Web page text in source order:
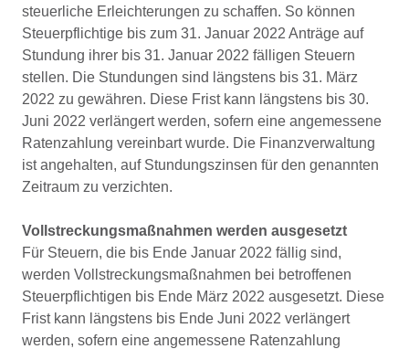
steuerliche Erleichterungen zu schaffen. So können
Steuerpflichtige bis zum 31. Januar 2022 Anträge auf
Stundung ihrer bis 31. Januar 2022 fälligen Steuern
stellen. Die Stundungen sind längstens bis 31. März
2022 zu gewähren. Diese Frist kann längstens bis 30.
Juni 2022 verlängert werden, sofern eine angemessene
Ratenzahlung vereinbart wurde. Die Finanzverwaltung
ist angehalten, auf Stundungszinsen für den genannten
Zeitraum zu verzichten.
Vollstreckungsmaßnahmen werden ausgesetzt
Für Steuern, die bis Ende Januar 2022 fällig sind,
werden Vollstreckungsmaßnahmen bei betroffenen
Steuerpflichtigen bis Ende März 2022 ausgesetzt. Diese
Frist kann längstens bis Ende Juni 2022 verlängert
werden, sofern eine angemessene Ratenzahlung